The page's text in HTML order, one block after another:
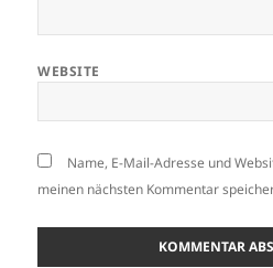
WEBSITE
Name, E-Mail-Adresse und
meinen nächsten Kommentar